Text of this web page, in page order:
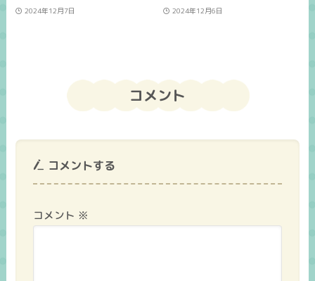
2024年12月7日 2024年12月6日
コメント
コメントする
コメント ※